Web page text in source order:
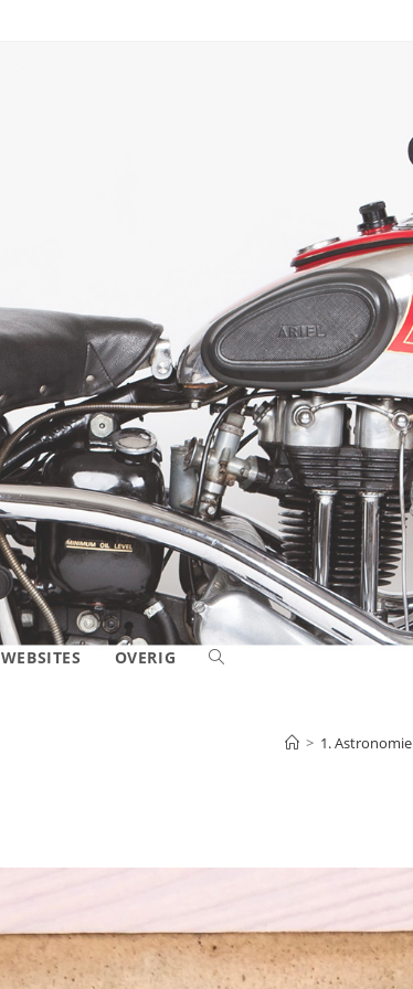
WEBSITES OVERIG TOGGLE
> 1. Astronomie